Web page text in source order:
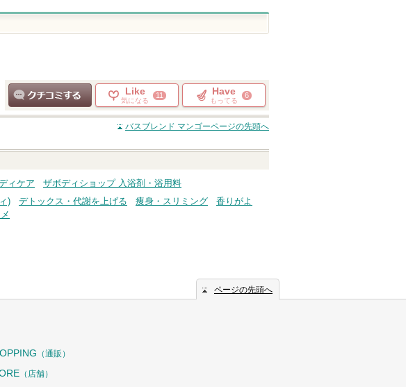
クチコミする
Like
気になる
11 Have
もってる
6
バスブレンド マンゴーページの先頭へ
ィケア
ザボディショップ 入浴剤・浴用料
) デトックス・代謝を上げる 痩身・スリミング
香りがよ
ページの先頭へ
（通販）
（店舗）